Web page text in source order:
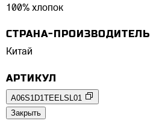
100% хлопок
СТРАНА-ПРОИЗВОДИТЕЛЬ
Китай
АРТИКУЛ
A06S1D1TEELSL01
Закрыть